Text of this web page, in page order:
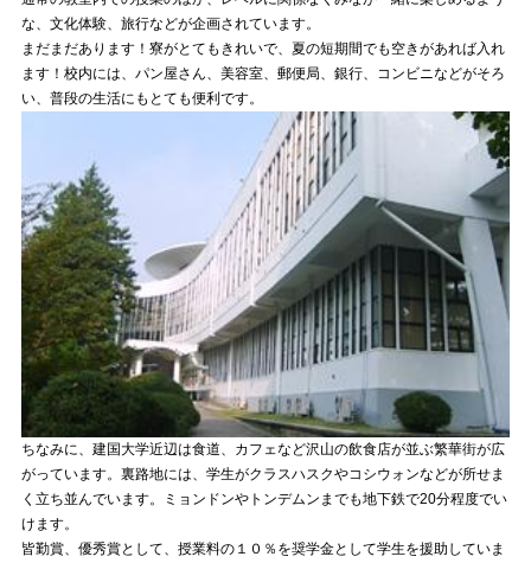
な、文化体験、旅行などが企画されています。
まだまだあります！寮がとてもきれいで、夏の短期間でも空きがあれば入れ
ます！校内には、パン屋さん、美容室、郵便局、銀行、コンビニなどがそろ
い、普段の生活にもとても便利です。
ちなみに、建国大学近辺は食道、カフェなど沢山の飲食店が並ぶ繁華街が広
がっています。裏路地には、学生がクラスハスクやコシウォンなどが所せま
く立ち並んでいます。ミョンドンやトンデムンまでも地下鉄で20分程度でい
けます。
皆勤賞、優秀賞として、授業料の１０％を奨学金として学生を援助していま